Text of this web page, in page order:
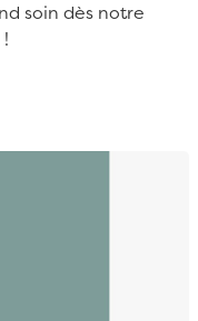
soin dès notre